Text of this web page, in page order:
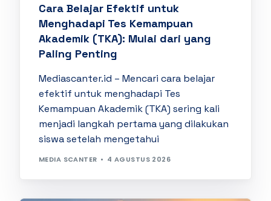
Cara Belajar Efektif untuk
Menghadapi Tes Kemampuan
Akademik (TKA): Mulai dari yang
Paling Penting
Mediascanter.id – Mencari cara belajar
efektif untuk menghadapi Tes
Kemampuan Akademik (TKA) sering kali
menjadi langkah pertama yang dilakukan
siswa setelah mengetahui
MEDIA SCANTER 4 AGUSTUS 2026